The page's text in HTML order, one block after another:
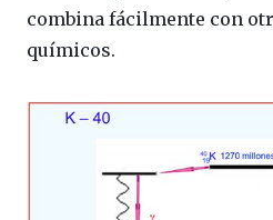
combina fácilmente con
químicos.